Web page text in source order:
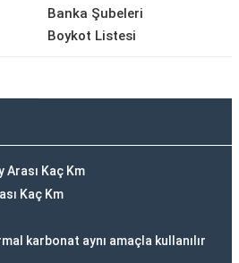
Banka Şubeleri
Boykot Listesi
Arası Kaç Km
Kaç Km
karbonat aynı amaçla kullanılır